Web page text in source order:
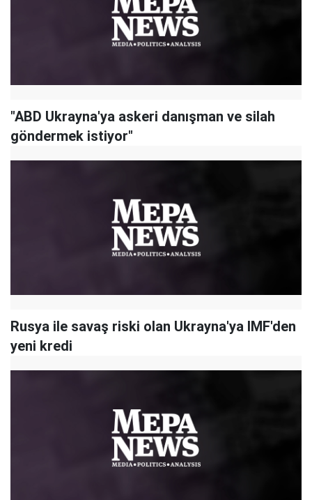
"ABD Ukrayna'ya askeri danışman ve silah
göndermek istiyor"
Rusya ile savaş riski olan Ukrayna'ya IMF'den
yeni kredi